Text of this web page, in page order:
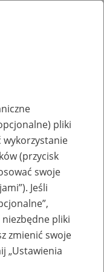
pracy
pliki
wykorzystanie
(przycisk
swoje
Jeśli
pliki
zmienić swoje
„Ustawienia